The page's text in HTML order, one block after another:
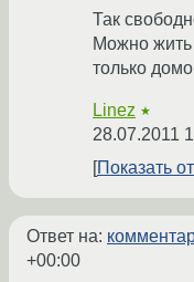
Так
Можно жить
только
Linez ★
28.07.2011
Показать
Ответ на:
+00:00